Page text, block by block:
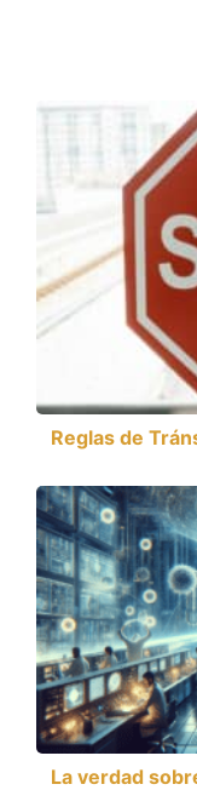
Reglas de
La verdad